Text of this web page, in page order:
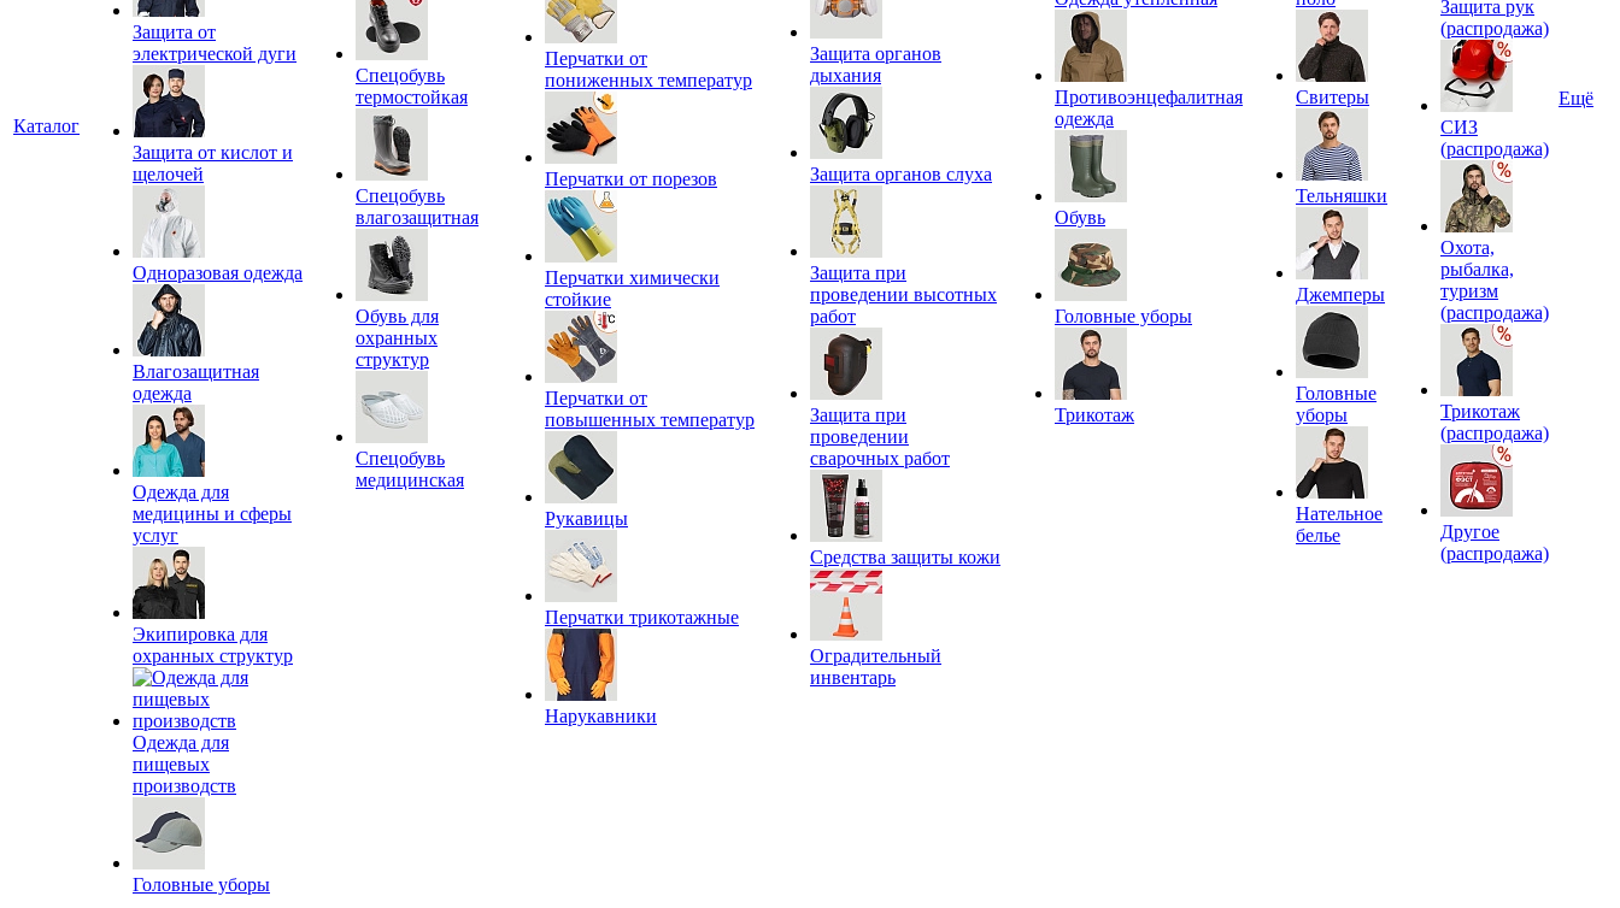
Каталог
Защита от
электрической дуги
Защита от кислот и
щелочей
Одноразовая одежда
Влагозащитная
одежда
Одежда для
медицины и сферы
услуг
Экипировка для
охранных структур
Одежда для
пищевых
производств
Головные уборы
Спецобувь
термостойкая
Спецобувь
влагозащитная
Обувь для
охранных
структур
Спецобувь
медицинская
Перчатки от
пониженных температур
Перчатки от порезов
Перчатки химически
стойкие
Перчатки от
повышенных температур
Рукавицы
Перчатки трикотажные
Нарукавники
Защита органов
дыхания
Защита органов слуха
Защита при
проведении высотных
работ
Защита при
проведении
сварочных работ
Средства защиты кожи
Оградительный
инвентарь
Противоэнцефалитная
одежда
Обувь
Головные уборы
Трикотаж
Свитеры
Тельняшки
Джемперы
Головные
уборы
Нательное
белье
Защита рук
(распродажа)
СИЗ
(распродажа)
Охота,
рыбалка,
туризм
(распродажа)
Трикотаж
(распродажа)
Другое
(распродажа)
Ещё